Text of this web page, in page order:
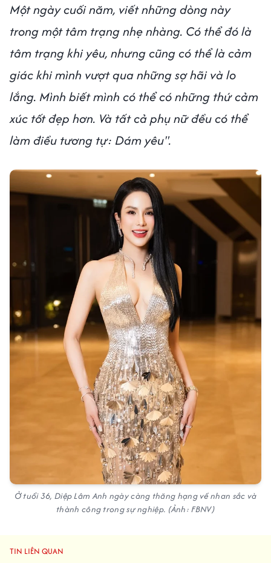
Một ngày cuối năm, viết những dòng này
trong một tâm trạng nhẹ nhàng. Có thể đó là
tâm trạng khi yêu, nhưng cũng có thể là cảm
giác khi mình vượt qua những sợ hãi và lo
lắng. Mình biết mình có thể có những thứ cảm
xúc tốt đẹp hơn. Và tất cả phụ nữ đều có thể
làm điều tương tự: Dám yêu".
Ở tuổi 36, Diệp Lâm Anh ngày càng thăng hạng về nhan sắc và
thành công trong sự nghiệp. (Ảnh: FBNV)
TIN LIÊN QUAN